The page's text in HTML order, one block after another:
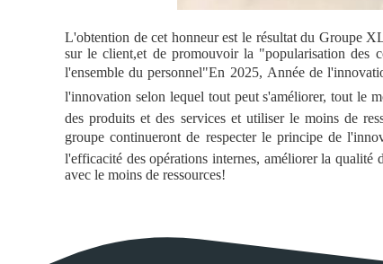
L'obtention de cet honneur est le résultat du Groupe
sur le client,et de promouvoir la "popularisation des
l'ensemble du personnel"En 2025, Année de
l'innovation selon lequel tout peut s'améliorer, tout le
des produits et des services et utiliser le moins de
groupe continueront de respecter le principe de
l'efficacité des opérations internes, améliorer la qualité
avec le moins de ressources!